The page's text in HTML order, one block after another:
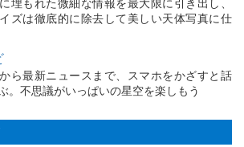
ズは徹底的に除去して美しい天体写真に仕
ら最新ニュースまで、スマホをかざすと話
。不思議がいっぱいの星空を楽しもう